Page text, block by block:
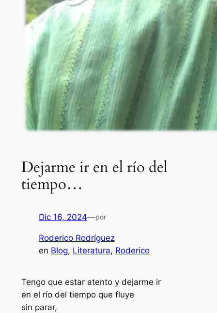
Dejarme ir en el río del
tiempo…
Dic 16, 2024—por
Roderico Rodríguez
en Blog, Literatura, Roderico
Tengo que estar atento y dejarme ir
en el río del tiempo que fluye
sin parar,